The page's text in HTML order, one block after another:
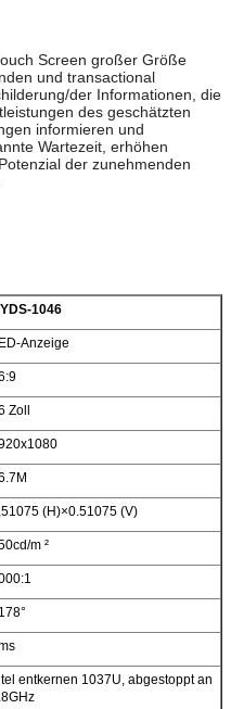
Screen großer Größe
und transactional
der Informationen, die
des geschätzten
informieren und
Wartezeit, erhöhen
der zunehmenden
1046
Anzeige
Zoll
(H)×0.51075 (V)
m ²
entkernen 1037U, abgestoppt an